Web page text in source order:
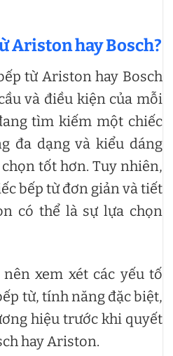
Ariston hay Bosch?
từ Ariston hay Bosch
và điều kiện của mỗi
tìm kiếm một chiếc
đa dạng và kiểu dáng
tốt hơn. Tuy nhiên,
bếp từ đơn giản và tiết
có thể là sự lựa chọn
xem xét các yếu tố
từ, tính năng đặc biệt,
hiệu trước khi quyết
hay Ariston.